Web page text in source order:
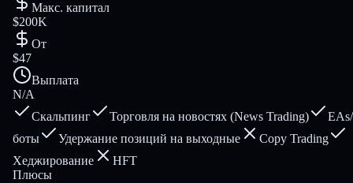
Макс. капитал
$200K
От
$47
Выплата
N/A
Скальпинг
Торговля на новостях (News Trading)
EAs/
боты
Удержание позиций на выходные
Copy Trading
Хеджирование
HFT
Плюсы